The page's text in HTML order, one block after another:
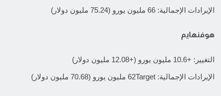
الإيرادات الإجمالية: 66 مليون يورو (75.24 مليون دولار)
هوفنهايم
التغيير: +10.6 مليون يورو (+12.08 مليون دولار)
الإيرادات الإجمالية: 62Target مليون يورو (70.68 مليون دولار)